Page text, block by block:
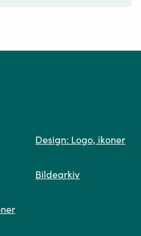
relevante
Design: Logo, ikoner
Bildearkiv